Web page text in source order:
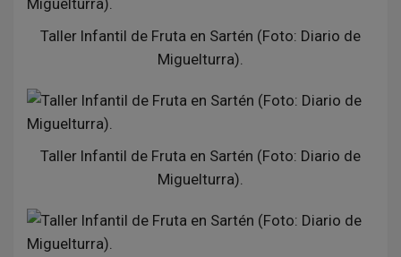
Taller Infantil de Fruta en Sartén (Foto: Diario de
Miguelturra).
Taller Infantil de Fruta en Sartén (Foto: Diario de
Miguelturra).